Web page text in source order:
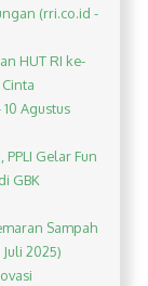
(rri.co.id -
HUT RI ke-
Agustus
PPLI Gelar Fun
GBK
Sampah
2025)